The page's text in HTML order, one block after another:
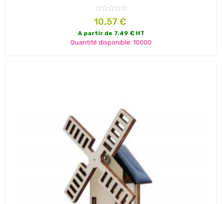
Prix
10,57 €
A partir de 7.49 € HT
Quantité disponible: 10000